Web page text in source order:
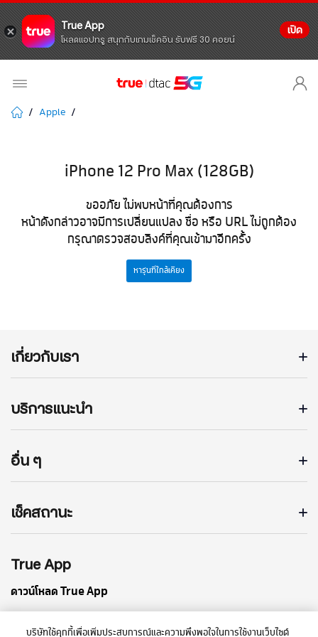
True App
โหลดแอปทรู สนุกกับเกมเช็คอิน รับฟรี 30 คอยน์
เปิด
Apple
iPhone 12 Pro Max (128GB)
ขออภัย ไม่พบหน้าที่คุณต้องการ
หน้าดังกล่าวอาจมีการเปลี่ยนแปลง ชื่อ หรือ URL ไม่ถูกต้อง
กรุณาตรวจสอบลิงค์ที่คุณเข้ามาอีกครั้ง
หารุ่นที่ใกล้เคียง
เกี่ยวกับเรา
บริการแนะนำ
อื่น ๆ
เช็คสถานะ
True App
ดาวน์โหลด True App
บริษัทใช้คุกกี้เพื่อเพิ่มประสบการณ์และความพึงพอใจในการใช้งานเว็บไซต์